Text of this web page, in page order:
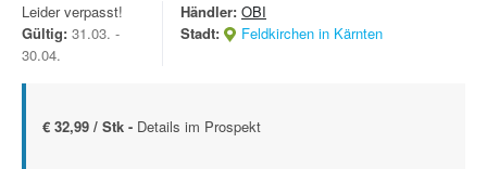
Leider verpasst!
Gültig: 31.03. -
30.04.
Händler: OBI
Stadt:
Feldkirchen in Kärnten
€ 32,99 / Stk - Details im Prospekt